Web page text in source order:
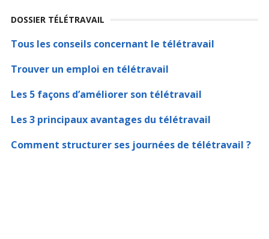
DOSSIER TÉLÉTRAVAIL
Tous les conseils concernant le télétravail
Trouver un emploi en télétravail
Les 5 façons d’améliorer son télétravail
Les 3 principaux avantages du télétravail
Comment structurer ses journées de télétravail ?